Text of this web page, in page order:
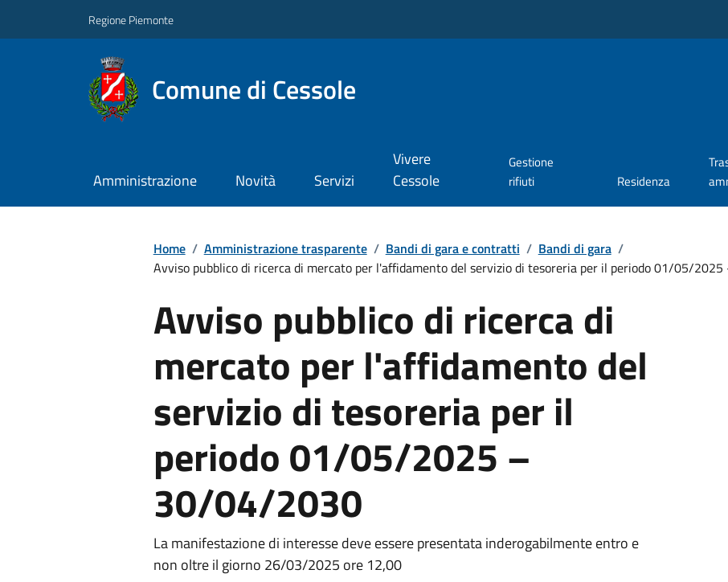
Regione Piemonte
Comune di Cessole
Amministrazione Novità Servizi
Vivere
Cessole
Gestione
rifiuti
Residenza
Home / Amministrazione trasparente / Bandi di gara e contratti / Bandi di gara /
Avviso pubblico di ricerca di mercato per l'affidamento del servizio di tesoreria per il periodo 01/05/
Avviso pubblico di ricerca di
mercato per l'affidamento del
servizio di tesoreria per il
periodo 01/05/2025 –
30/04/2030
La manifestazione di interesse deve essere presentata inderogabilmente entro e
non oltre il giorno 26/03/2025 ore 12,00